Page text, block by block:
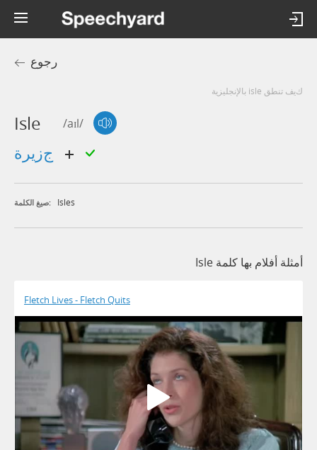
رجوع
كيف تنطق isle بالإنجليزية
Isle /aɪl/
صيغ الكلمة: Isles
أمثلة أفلام بها كلمة Isle
Fletch Lives - Fletch Quits